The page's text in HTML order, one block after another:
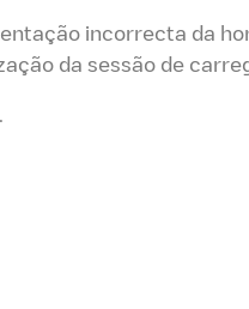
incorrecta da
da sessão de